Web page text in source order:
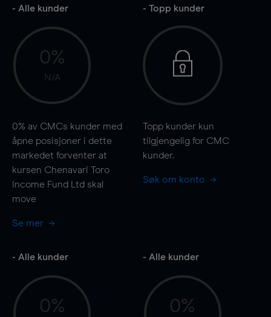
- Alle kunder
0%
N/A
0% av CMCs kunder med
åpne posisjoner i dette
markedet forventer at
kursen Chenavari Toro
Income Fund Ltd skal
move
Se mer
- Topp kunder
Topp kunder kun
tilgjengelig for CMC
kunder.
Søk om konto
- Alle kunder
0%
- Alle kunder
0%